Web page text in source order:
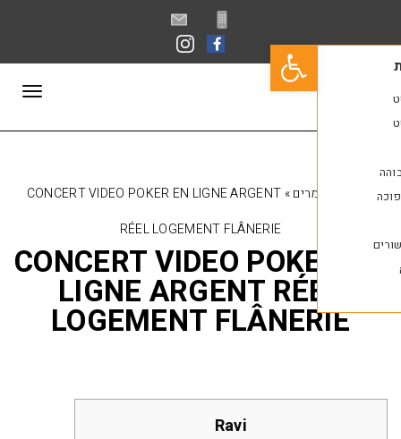
פתח סרגל נגישות
CONCERT VIDEO POKER EN LIGNE ARGENT
RÉEL LOGEMENT FLÂNERIE
CONCERT VIDEO
LIGNE ARGENT
LOGEMENT